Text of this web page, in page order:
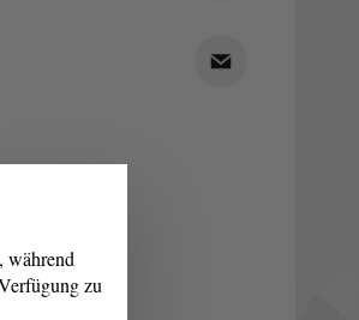
während
zu